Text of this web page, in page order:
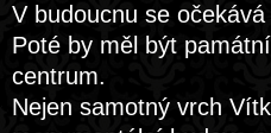
V budoucnu se
Poté by měl být
centrum.
Nejen samotný vrch